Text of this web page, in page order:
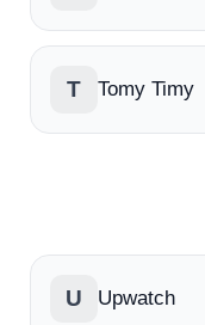
T Tomy Timy
U Upwatch